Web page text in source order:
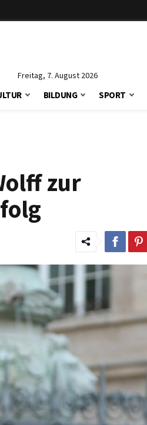
Freitag, 7. August 2026
BILDUNG SPORT
zur